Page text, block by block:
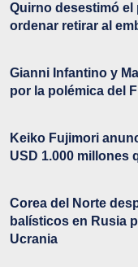
Quirno desestimó
ordenar retirar al
Gianni Infantino y
por la polémica del
Keiko Fujimori
USD 1.000 millones
Corea del Norte
balísticos en Rusia
Ucrania